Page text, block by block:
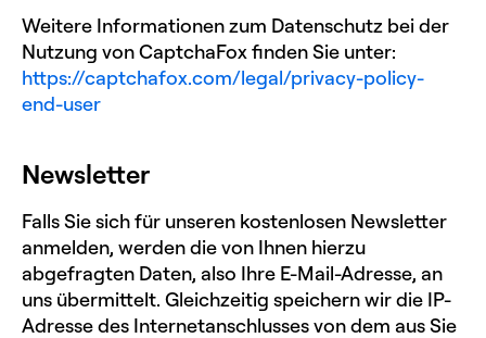
Weitere Informationen zum Datenschutz bei der
Nutzung von CaptchaFox finden Sie unter:
https://captchafox.com/legal/privacy-policy-
end-user
Newsletter
Falls Sie sich für unseren kostenlosen Newsletter
anmelden, werden die von Ihnen hierzu
abgefragten Daten, also Ihre E-Mail-Adresse, an
uns übermittelt. Gleichzeitig speichern wir die IP-
Adresse des Internetanschlusses von dem aus Sie